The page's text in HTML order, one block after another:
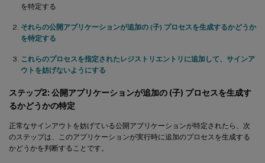
を特定する
それらの公開アプリケーションが追加の (子) プロセスを生成するかどうか
を特定する
これらのプロセスを指定されたレジストリエントリに追加して、サインア
ウトを妨げないようにする
ステップ2: 公開アプリケーションが追加の (子) プロセスを生成す
るかどうかの特定
正常なサインアウトを妨げている公開アプリケーションが特定されたら、次
のステップは、このアプリケーションが実行時に追加のプロセスを生成する
かどうかを判断することです。